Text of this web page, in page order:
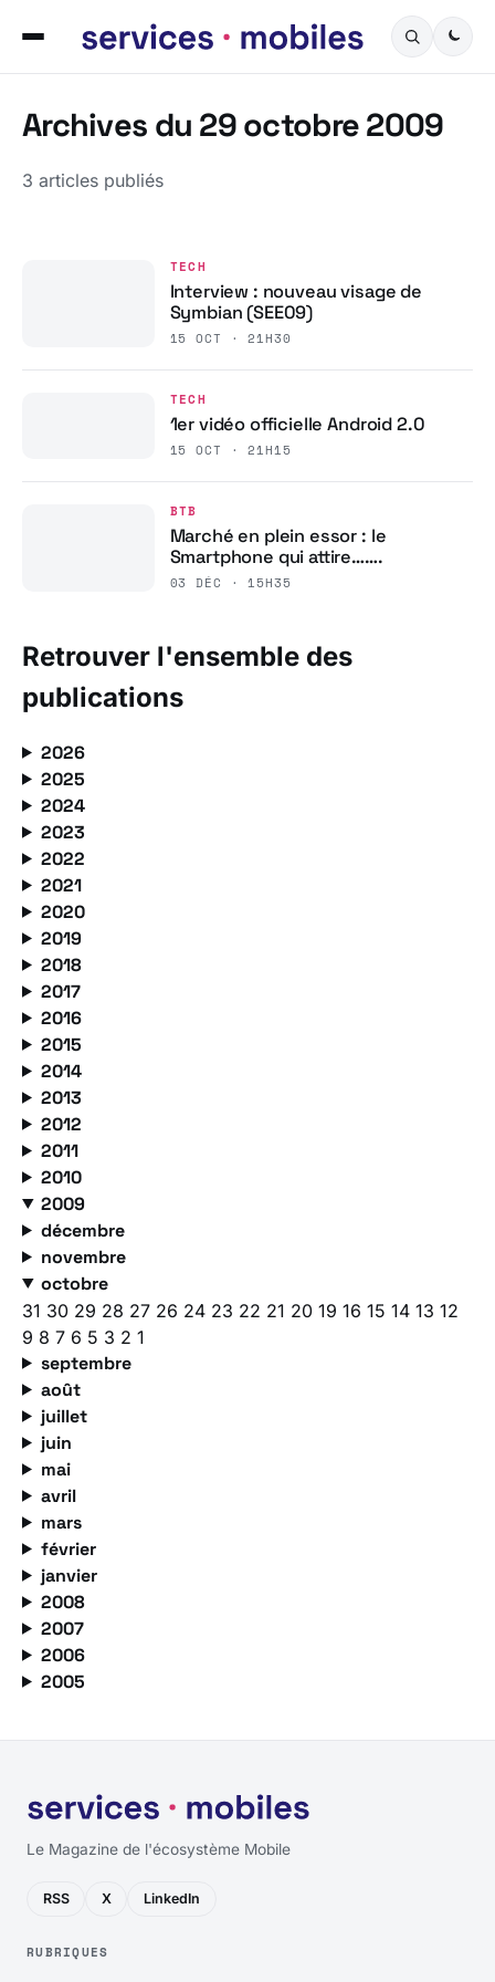
Archives du 29 octobre 2009
3 articles publiés
TECH
Interview : nouveau visage de
Symbian (SEE09)
15 OCT · 21H30
TECH
1er vidéo officielle Android 2.0
15 OCT · 21H15
BTB
Marché en plein essor : le
Smartphone qui attire…….
03 DÉC · 15H35
Retrouver l'ensemble des
publications
2026
2025
2024
2023
2022
2021
2020
2019
2018
2017
2016
2015
2014
2013
2012
2011
2010
2009
décembre
novembre
octobre
31 30 29 28 27 26 24 23 22 21 20 19 16 15 14 13 12
9 8 7 6 5 3 2 1
septembre
août
juillet
juin
mai
avril
mars
février
janvier
2008
2007
2006
2005
Le Magazine de l'écosystème Mobile
RSS X LinkedIn
RUBRIQUES